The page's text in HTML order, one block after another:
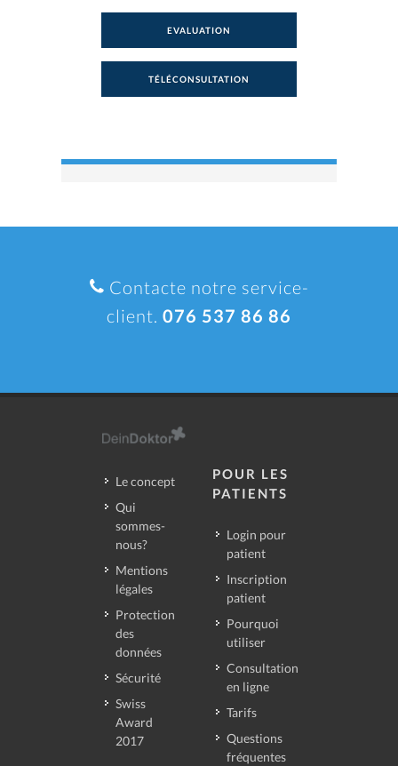
EVALUATION
TÉLÉCONSULTATION
Contacte notre service-
client. 076 537 86 86
Le concept
Qui
sommes-
nous?
Mentions
légales
Protection
des
données
Sécurité
Swiss
Award
2017
POUR LES
PATIENTS
Login pour
patient
Inscription
patient
Pourquoi
utiliser
Consultation
en ligne
Tarifs
Questions
fréquentes